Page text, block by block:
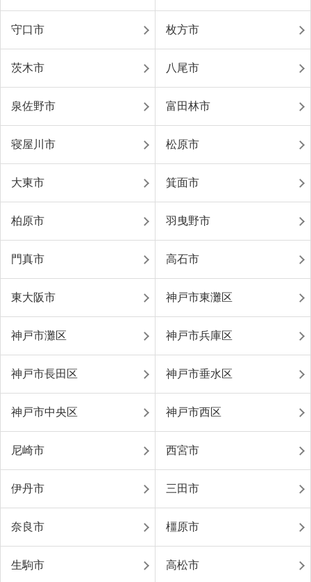
守口市 枚方市
茨木市 八尾市
泉佐野市 富田林市
寝屋川市 松原市
大東市 箕面市
柏原市 羽曳野市
門真市 高石市
東大阪市 神戸市東灘区
神戸市灘区 神戸市兵庫区
神戸市長田区 神戸市垂水区
神戸市中央区 神戸市西区
尼崎市 西宮市
伊丹市 三田市
奈良市 橿原市
生駒市 高松市